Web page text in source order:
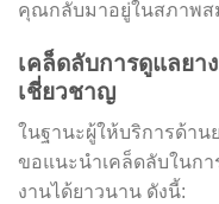
คุณกลับมาอยู่ในสภาพ
เคล็ดลับการดูแลยา
เชี่ยวชาญ
ในฐานะผู้ให้บริการด้าน
ขอแนะนำเคล็ดลับในก
งานได้ยาวนาน ดังนี้: